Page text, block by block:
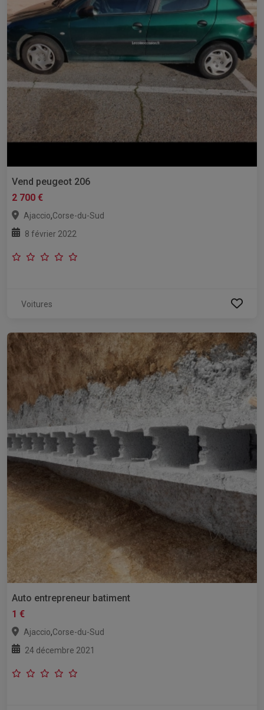
Vend peugeot 206
2 700 €
Ajaccio,Corse-du-Sud
8 février 2022
Voitures
Auto entrepreneur batiment
1 €
Ajaccio,Corse-du-Sud
24 décembre 2021